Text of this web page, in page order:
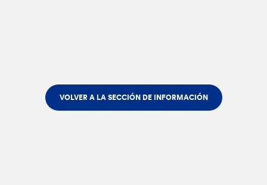
VOLVER A LA SECCIÓN DE INFORMACIÓN